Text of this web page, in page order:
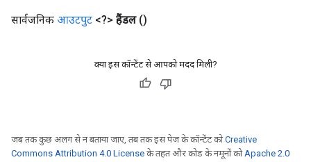
सार्वजनिक आउटपुट <?> हैंडल ()
क्या इस कॉन्टेंट से आपको मदद मिली?
जब तक कुछ अलग से न बताया जाए, तब तक इस पेज के कॉन्टेंट कोCreative
Commons Attribution 4.0 License के तहत और कोड के नमूनों कोApache 2.0